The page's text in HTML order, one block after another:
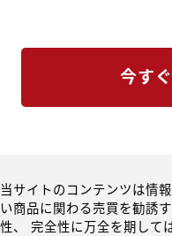
今す
当サイトのコンテンツは情
い商品に関わる売買を勧誘
性、 完全性に万全を期して